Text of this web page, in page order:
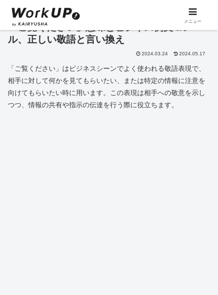
「ご覧ください」意味とビジネス例文＆メー
ル、正しい敬語と言い換え
2024.03.24 2024.05.17
「ご覧ください」はビジネスシーンでよく使われる敬語表現で、
相手に対して何かを見てもらいたい、または特定の情報に注意を
向けてもらいたい時に用います。この表現は相手への敬意を示し
つつ、情報の共有や指示の伝達を行う際に役立ちます。
メニュー